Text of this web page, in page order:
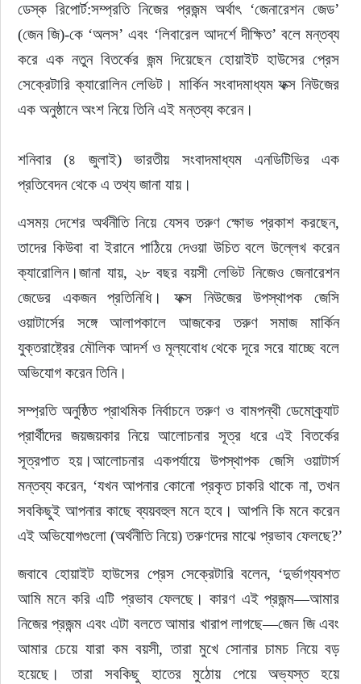
ইউরোপ
জাতীয়
তারুণ্য
ডেস্ক রিপোর্ট:সম্প্রতি নিজের প্রজন্ম অর্থাৎ ‘জেনারেশন জেড’
(জেন জি)-কে ‘অলস’ এবং ‘লিবারেল আদর্শে দীক্ষিত’ বলে মন্তব্য
করে এক নতুন বিতর্কের জন্ম দিয়েছেন হোয়াইট হাউসের প্রেস
সেক্রেটারি ক্যারোলিন লেভিট। মার্কিন সংবাদমাধ্যম ফক্স নিউজের
এক অনুষ্ঠানে অংশ নিয়ে তিনি এই মন্তব্য করেন।
শনিবার (৪ জুলাই) ভারতীয় সংবাদমাধ্যম এনডিটিভির এক
প্রতিবেদন থেকে এ তথ্য জানা যায়।
এসময় দেশের অর্থনীতি নিয়ে যেসব তরুণ ক্ষোভ প্রকাশ করছেন,
তাদের কিউবা বা ইরানে পাঠিয়ে দেওয়া উচিত বলে উল্লেখ করেন
ক্যারোলিন।জানা যায়, ২৮ বছর বয়সী লেভিট নিজেও জেনারেশন
জেডের একজন প্রতিনিধি। ফক্স নিউজের উপস্থাপক জেসি
ওয়াটার্সের সঙ্গে আলাপকালে আজকের তরুণ সমাজ মার্কিন
যুক্তরাষ্ট্রের মৌলিক আদর্শ ও মূল্যবোধ থেকে দূরে সরে যাচ্ছে বলে
অভিযোগ করেন তিনি।
সম্প্রতি অনুষ্ঠিত প্রাথমিক নির্বাচনে তরুণ ও বামপন্থী ডেমোক্র্যাট
প্রার্থীদের জয়জয়কার নিয়ে আলোচনার সূত্র ধরে এই বিতর্কের
সূত্রপাত হয়।আলোচনার একপর্যায়ে উপস্থাপক জেসি ওয়াটার্স
মন্তব্য করেন, ‘যখন আপনার কোনো প্রকৃত চাকরি থাকে না, তখন
সবকিছুই আপনার কাছে ব্যয়বহুল মনে হবে। আপনি কি মনে করেন
এই অভিযোগগুলো (অর্থনীতি নিয়ে) তরুণদের মাঝে প্রভাব ফেলছে?’
জবাবে হোয়াইট হাউসের প্রেস সেক্রেটারি বলেন, ‘দুর্ভাগ্যবশত
আমি মনে করি এটি প্রভাব ফেলছে। কারণ এই প্রজন্ম—আমার
নিজের প্রজন্ম এবং এটা বলতে আমার খারাপ লাগছে—জেন জি এবং
আমার চেয়ে যারা কম বয়সী, তারা মুখে সোনার চামচ নিয়ে বড়
হয়েছে। তারা সবকিছু হাতের মুঠোয় পেয়ে অভ্যস্ত হয়ে